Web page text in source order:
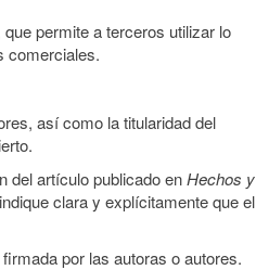
permite a terceros utilizar lo
comerciales.
así como la titularidad del
del artículo publicado enHechos y
clara y explícitamente que el
por las autoras o autores.